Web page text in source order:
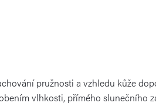
pružnosti a vzhledu kůže
vlhkosti, přímého slunečního